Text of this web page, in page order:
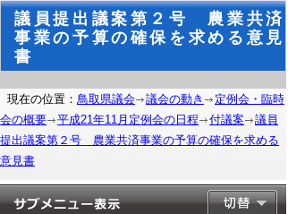
議員提出議案第２号 農業共済
事業の予算の確保を求める意見
書
現在の位置： 鳥取県議会 議会の動き
定例会・臨時
会の概要
平成21年11月定例会の日程 付議案
議員
提出議案第２号 農業共済事業の予算の確保を求める
意見書